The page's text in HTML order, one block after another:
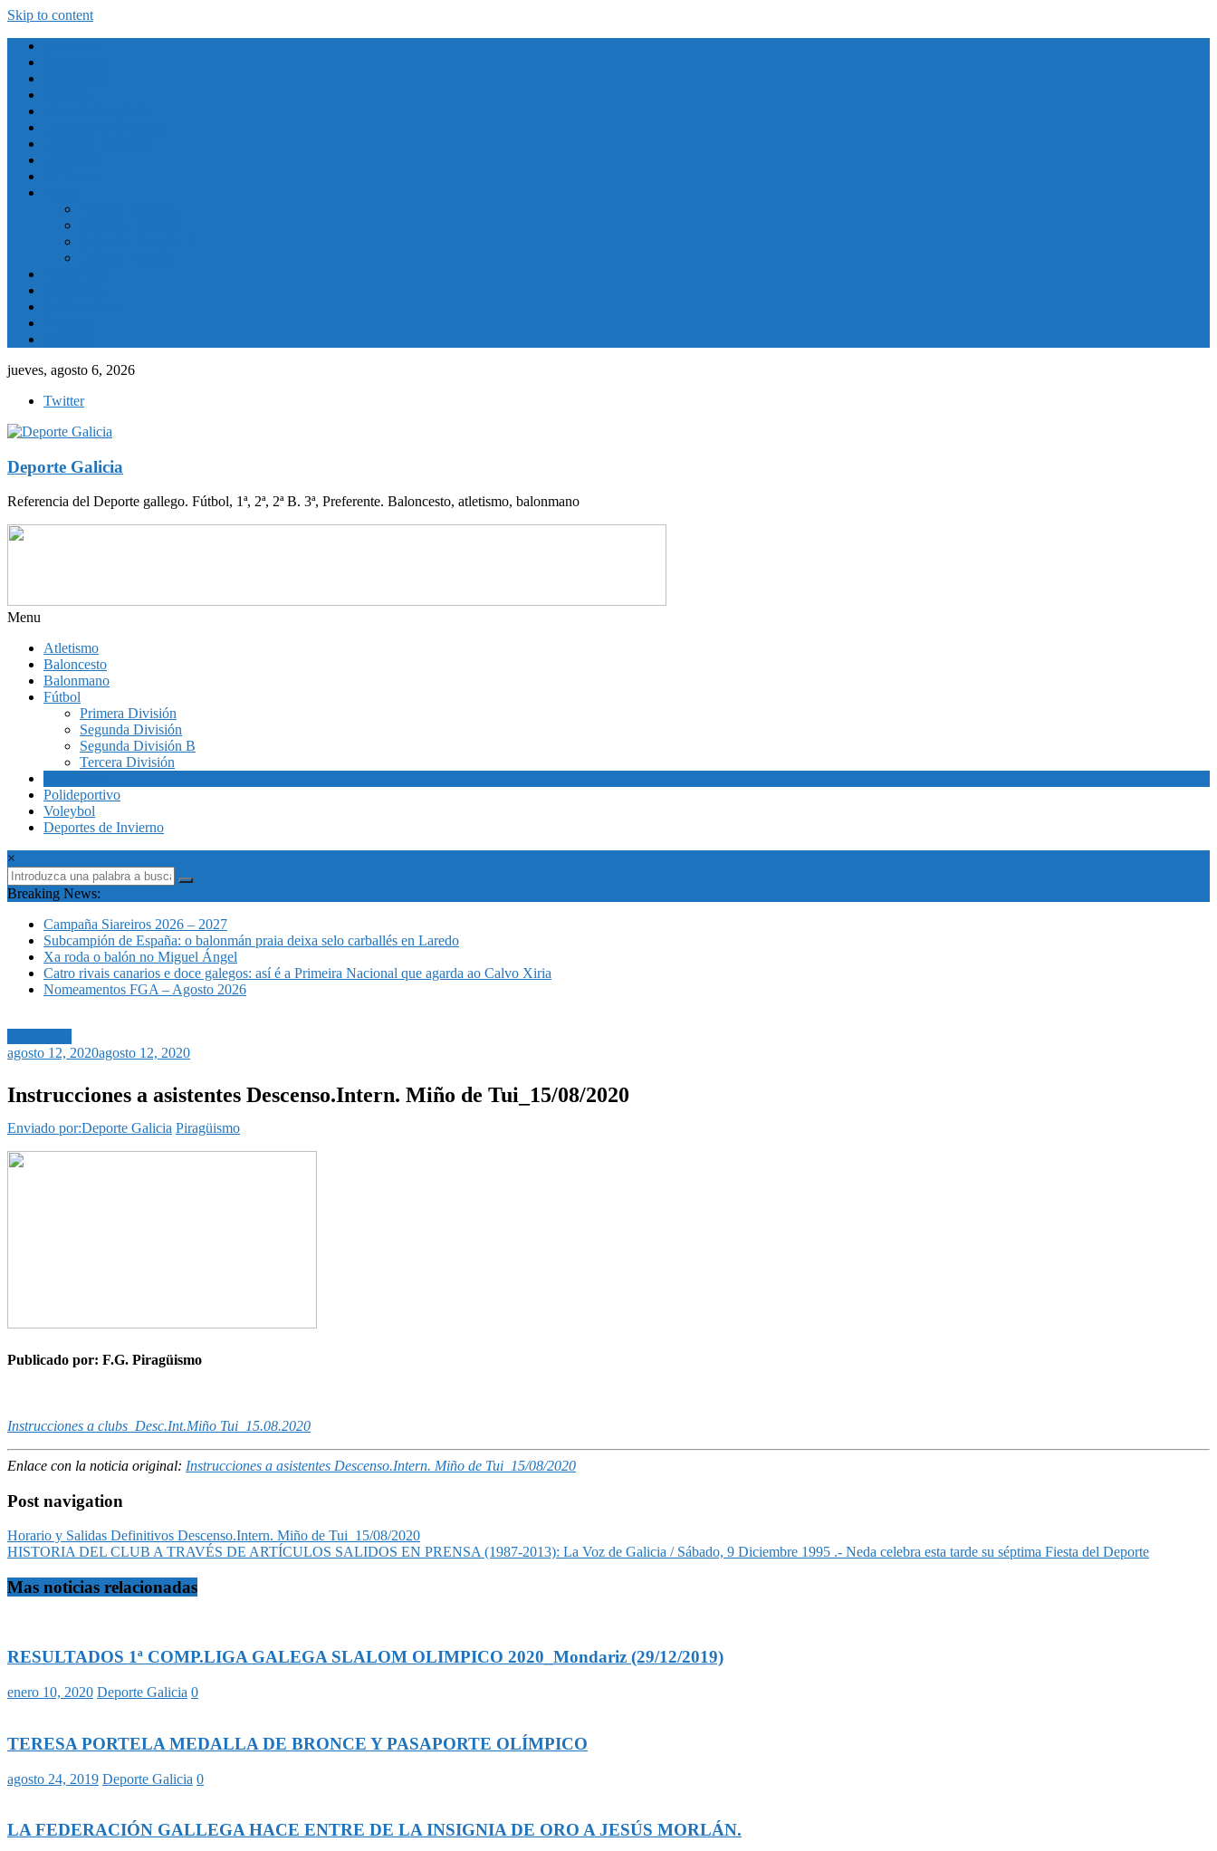
Skip to content
jueves, agosto 6, 2026
Twitter
Deporte Galicia
Referencia del Deporte gallego. Fútbol, 1ª, 2ª, 2ª B. 3ª, Preferente. Baloncesto, atletismo, balonmano
Menu
Atletismo
Baloncesto
Balonmano
Fútbol
Primera División
Segunda División
Segunda División B
Tercera División
Polideportivo
Voleybol
Deportes de Invierno
×
Breaking News:
Campaña Siareiros 2026 – 2027
Subcampión de España: o balonmán praia deixa selo carballés en Laredo
Xa roda o balón no Miguel Ángel
Catro rivais canarios e doce galegos: así é a Primeira Nacional que agarda ao Calvo Xiria
Nomeamentos FGA – Agosto 2026
agosto 12, 2020agosto 12, 2020
Instrucciones a asistentes Descenso.Intern. Miño de Tui_15/08/2020
Enviado por:Deporte Galicia Piragüismo
Publicado por: F.G. Piragüismo
Instrucciones a clubs_Desc.Int.Miño Tui_15.08.2020
Enlace con la noticia original: Instrucciones a asistentes Descenso.Intern. Miño de Tui_15/08/2020
Post navigation
Horario y Salidas Definitivos Descenso.Intern. Miño de Tui_15/08/2020
HISTORIA DEL CLUB A TRAVÉS DE ARTÍCULOS SALIDOS EN PRENSA (1987-2013): La Voz de Galicia / Sábado, 9 Diciembre 1995 .- Neda celebra esta tarde su séptima Fiesta del Deporte
Mas noticias relacionadas
RESULTADOS 1ª COMP.LIGA GALEGA SLALOM OLIMPICO 2020_Mondariz (29/12/2019)
enero 10, 2020 Deporte Galicia 0
TERESA PORTELA MEDALLA DE BRONCE Y PASAPORTE OLÍMPICO
agosto 24, 2019 Deporte Galicia 0
LA FEDERACIÓN GALLEGA HACE ENTRE DE LA INSIGNIA DE ORO A JESÚS MORLÁN.